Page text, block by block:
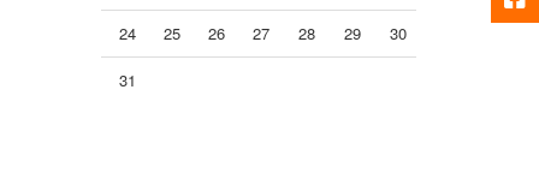
24 25 26 27 28 29 30
31